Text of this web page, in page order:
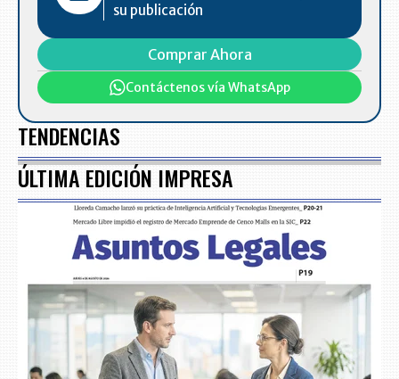
su publicación
Comprar Ahora
Contáctenos vía WhatsApp
TENDENCIAS
ÚLTIMA EDICIÓN IMPRESA